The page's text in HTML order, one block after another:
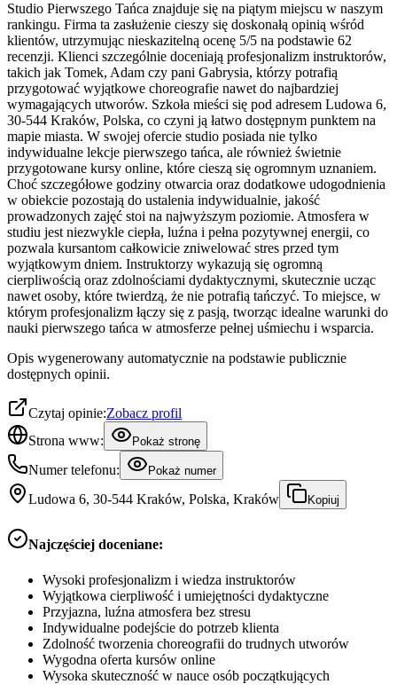
Studio Pierwszego Tańca znajduje się na piątym miejscu w naszym
rankingu. Firma ta zasłużenie cieszy się doskonałą opinią wśród
klientów, utrzymując nieskazitelną ocenę 5/5 na podstawie 62
recenzji. Klienci szczególnie doceniają profesjonalizm instruktorów,
takich jak Tomek, Adam czy pani Gabrysia, którzy potrafią
przygotować wyjątkowe choreografie nawet do najbardziej
wymagających utworów. Szkoła mieści się pod adresem Ludowa 6,
30-544 Kraków, Polska, co czyni ją łatwo dostępnym punktem na
mapie miasta. W swojej ofercie studio posiada nie tylko
indywidualne lekcje pierwszego tańca, ale również świetnie
przygotowane kursy online, które cieszą się ogromnym uznaniem.
Choć szczegółowe godziny otwarcia oraz dodatkowe udogodnienia
w obiekcie pozostają do ustalenia indywidualnie, jakość
prowadzonych zajęć stoi na najwyższym poziomie. Atmosfera w
studiu jest niezwykle ciepła, luźna i pełna pozytywnej energii, co
pozwala kursantom całkowicie zniwelować stres przed tym
wyjątkowym dniem. Instruktorzy wykazują się ogromną
cierpliwością oraz zdolnościami dydaktycznymi, skutecznie ucząc
nawet osoby, które twierdzą, że nie potrafią tańczyć. To miejsce, w
którym profesjonalizm łączy się z pasją, tworząc idealne warunki do
nauki pierwszego tańca w atmosferze pełnej uśmiechu i wsparcia.
Opis wygenerowany automatycznie na podstawie publicznie
dostępnych opinii.
Czytaj opinie:Zobacz profil
Strona www:
Pokaż stronę
Numer telefonu: Pokaż numer
Ludowa 6, 30-544 Kraków, Polska, Kraków Kopiuj
Najczęściej doceniane:
Wysoki profesjonalizm i wiedza instruktorów
Wyjątkowa cierpliwość i umiejętności dydaktyczne
Przyjazna, luźna atmosfera bez stresu
Indywidualne podejście do potrzeb klienta
Zdolność tworzenia choreografii do trudnych utworów
Wygodna oferta kursów online
Wysoka skuteczność w nauce osób początkujących